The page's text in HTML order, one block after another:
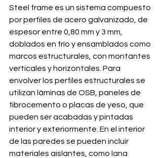
Steel frame es un sistema compuesto
por perfiles de acero galvanizado, de
espesor entre 0,80 mm y 3 mm,
doblados en frío y ensamblados como
marcos estructurales, con montantes
verticales y horizontales. Para
envolver los perfiles estructurales se
utilizan láminas de OSB, paneles de
fibrocemento o placas de yeso, que
pueden ser acabadas y pintadas
interior y exteriormente. En el interior
de las paredes se pueden incluir
materiales aislantes, como lana